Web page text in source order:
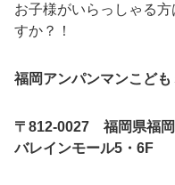
お子様がいらっしゃる
すか？！
福岡アンパンマンこど
〒812-0027 福岡県福岡
バレインモール5・6F